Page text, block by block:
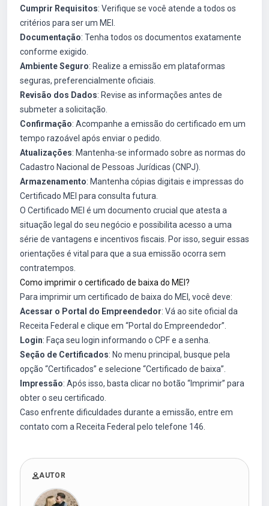
Cumprir Requisitos: Verifique se você atende a todos os
critérios para ser um MEI.
Documentação: Tenha todos os documentos exatamente
conforme exigido.
Ambiente Seguro: Realize a emissão em plataformas
seguras, preferencialmente oficiais.
Revisão dos Dados: Revise as informações antes de
submeter a solicitação.
Confirmação: Acompanhe a emissão do certificado em um
tempo razoável após enviar o pedido.
Atualizações: Mantenha-se informado sobre as normas do
Cadastro Nacional de Pessoas Jurídicas (CNPJ).
Armazenamento: Mantenha cópias digitais e impressas do
Certificado MEI para consulta futura.
O Certificado MEI é um documento crucial que atesta a
situação legal do seu negócio e possibilita acesso a uma
série de vantagens e incentivos fiscais. Por isso, seguir essas
orientações é vital para que a sua emissão ocorra sem
contratempos.
Como imprimir o certificado de baixa do MEI?
Para imprimir um certificado de baixa do MEI, você deve:
Acessar o Portal do Empreendedor: Vá ao site oficial da
Receita Federal e clique em “Portal do Empreendedor”.
Login: Faça seu login informando o CPF e a senha.
Seção de Certificados: No menu principal, busque pela
opção “Certificados” e selecione “Certificado de baixa”.
Impressão: Após isso, basta clicar no botão “Imprimir” para
obter o seu certificado.
Caso enfrente dificuldades durante a emissão, entre em
contato com a Receita Federal pelo telefone 146.
AUTOR